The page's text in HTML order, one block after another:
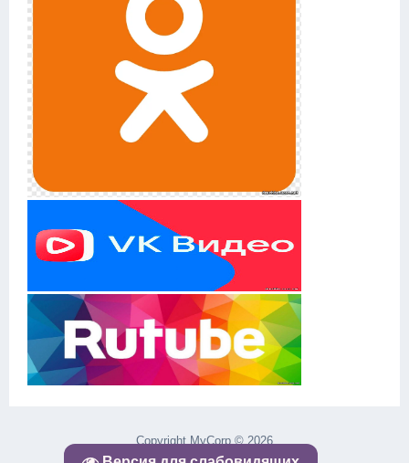
Copyright MyCorp © 2026
uCoz